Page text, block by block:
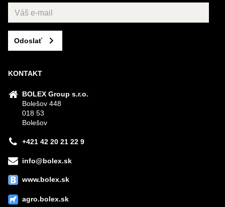
Odoslať
KONTAKT
BOLEX Group s.r.o.
Bolešov 448
018 53
Bolešov
+421 42 20 21 22 9
info@bolex.sk
www.bolex.sk
agro.bolex.sk